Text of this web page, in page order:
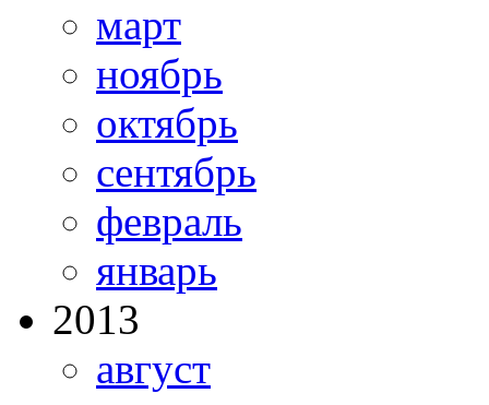
март
ноябрь
октябрь
сентябрь
февраль
январь
2013
август